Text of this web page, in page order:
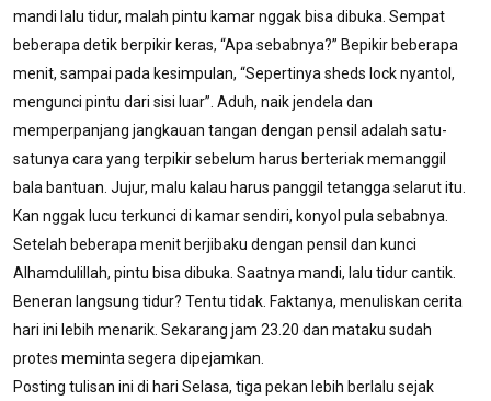
mandi lalu tidur, malah pintu kamar nggak bisa dibuka. Sempat
beberapa detik berpikir keras, “Apa sebabnya?” Bepikir beberapa
menit, sampai pada kesimpulan, “Sepertinya sheds lock nyantol,
mengunci pintu dari sisi luar”. Aduh, naik jendela dan
memperpanjang jangkauan tangan dengan pensil adalah satu-
satunya cara yang terpikir sebelum harus berteriak memanggil
bala bantuan. Jujur, malu kalau harus panggil tetangga selarut itu.
Kan nggak lucu terkunci di kamar sendiri, konyol pula sebabnya.
Setelah beberapa menit berjibaku dengan pensil dan kunci
Alhamdulillah, pintu bisa dibuka. Saatnya mandi, lalu tidur cantik.
Beneran langsung tidur? Tentu tidak. Faktanya, menuliskan cerita
hari ini lebih menarik. Sekarang jam 23.20 dan mataku sudah
protes meminta segera dipejamkan.
Posting tulisan ini di hari Selasa, tiga pekan lebih berlalu sejak